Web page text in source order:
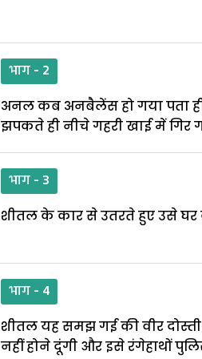
भाग - 2
अनल कब अनबैलेंस हो गया पता
झपकते ही नीचे गहरी खाई में गिर
भाग - 3
शीतल के कार से उतरते हुए उसे
भाग - 4
शीतल यह समझ गई की वीर
नहीं होने दूंगी और इसे रंगेहाथों